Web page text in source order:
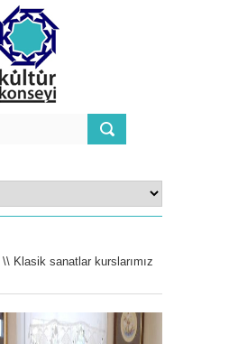
\\ Klasik sanatlar kurslarımız